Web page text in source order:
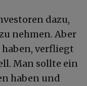
dazu,
nehmen. Aber
haben, verfliegt
Man sollte ein
haben und